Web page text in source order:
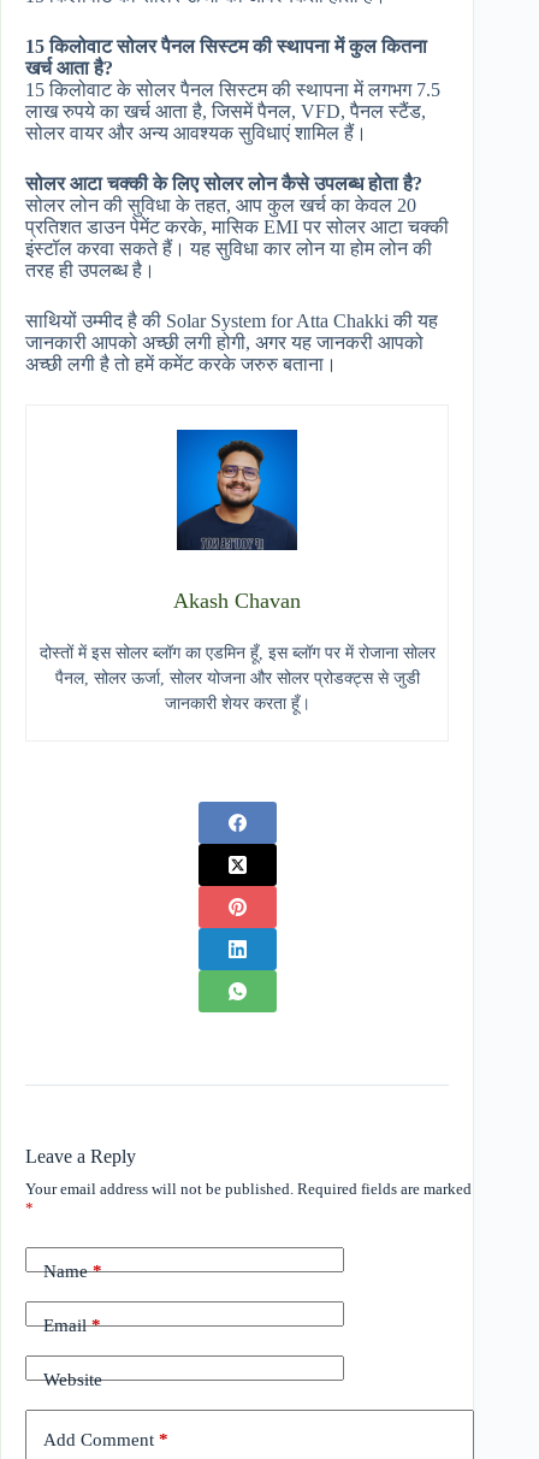
15 किलोवाट सोलर पैनल सिस्टम की स्थापना में कुल कितना
खर्च आता है?
15 किलोवाट के सोलर पैनल सिस्टम की स्थापना में लगभग 7.5
लाख रुपये का खर्च आता है, जिसमें पैनल, VFD, पैनल स्टैंड,
सोलर वायर और अन्य आवश्यक सुविधाएं शामिल हैं।
सोलर आटा चक्की के लिए सोलर लोन कैसे उपलब्ध होता है?
सोलर लोन की सुविधा के तहत, आप कुल खर्च का केवल 20
प्रतिशत डाउन पेमेंट करके, मासिक EMI पर सोलर आटा चक्की
इंस्टॉल करवा सकते हैं। यह सुविधा कार लोन या होम लोन की
तरह ही उपलब्ध है।
साथियों उम्मीद है की Solar System for Atta Chakki की यह
जानकारी आपको अच्छी लगी होगी, अगर यह जानकरी आपको
अच्छी लगी है तो हमें कमेंट करके जरुरु बताना।
Akash Chavan
दोस्तों में इस सोलर ब्लॉग का एडमिन हूँ, इस ब्लॉग पर में रोजाना सोलर
पैनल, सोलर ऊर्जा, सोलर योजना और सोलर प्रोडक्ट्स से जुडी
जानकारी शेयर करता हूँ।
Leave a Reply
Your email address will not be published. Required fields are marked
*
Name*
Email*
Website
Add Comment *